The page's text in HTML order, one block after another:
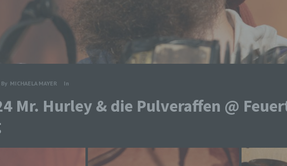
By MICHAELA MAYER In
Mr. Hurley & die Pulveraffen @